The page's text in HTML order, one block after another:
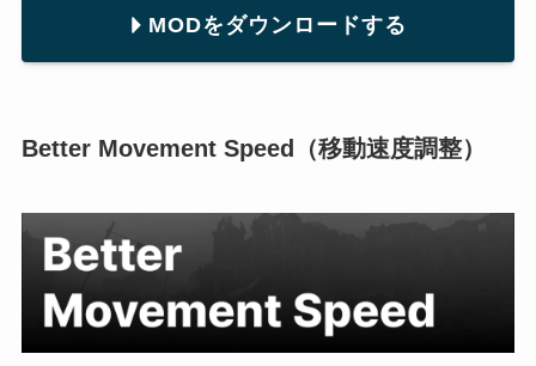
MODをダウンロードする
Better Movement Speed（移動速度調整）